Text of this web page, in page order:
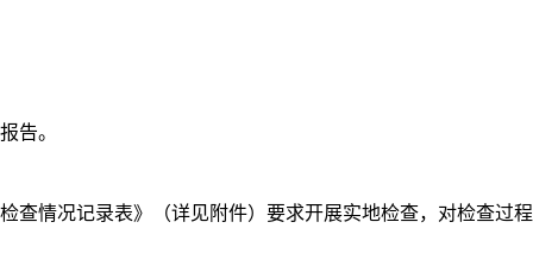
告。
情况记录表》（详见附件）要求开展实地检查，对检查过程